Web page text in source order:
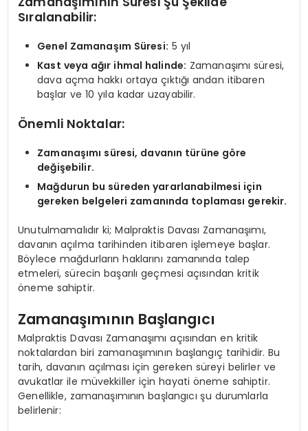
Sıralanabilir:
Genel Zamanaşım Süresi: 5 yıl
Kast veya ağır ihmal halinde: Zamanaşımı süresi,
dava açma hakkı ortaya çıktığı andan itibaren
başlar ve 10 yıla kadar uzayabilir.
Önemli Noktalar:
Zamanaşımı süresi, davanın türüne göre
değişebilir.
Mağdurun bu süreden yararlanabilmesi için
gereken belgeleri zamanında toplaması gerekir.
Unutulmamalıdır ki; Malpraktis Davası Zamanaşımı,
davanın açılma tarihinden itibaren işlemeye başlar.
Böylece mağdurların haklarını zamanında talep
etmeleri, sürecin başarılı geçmesi açısından kritik
öneme sahiptir.
Zamanaşımının Başlangıcı
Malpraktis Davası Zamanaşımı açısından en kritik
noktalardan biri zamanaşımının başlangıç tarihidir. Bu
tarih, davanın açılması için gereken süreyi belirler ve
avukatlar ile müvekkiller için hayati öneme sahiptir.
Genellikle, zamanaşımının başlangıcı şu durumlarla
belirlenir: